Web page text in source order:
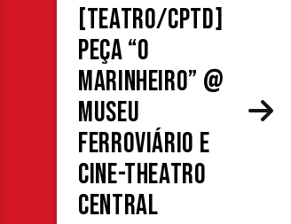
[TEATRO/CPTD]
Peça “O
Marinheiro” @
Museu
Ferroviário e
Cine-Theatro
Central